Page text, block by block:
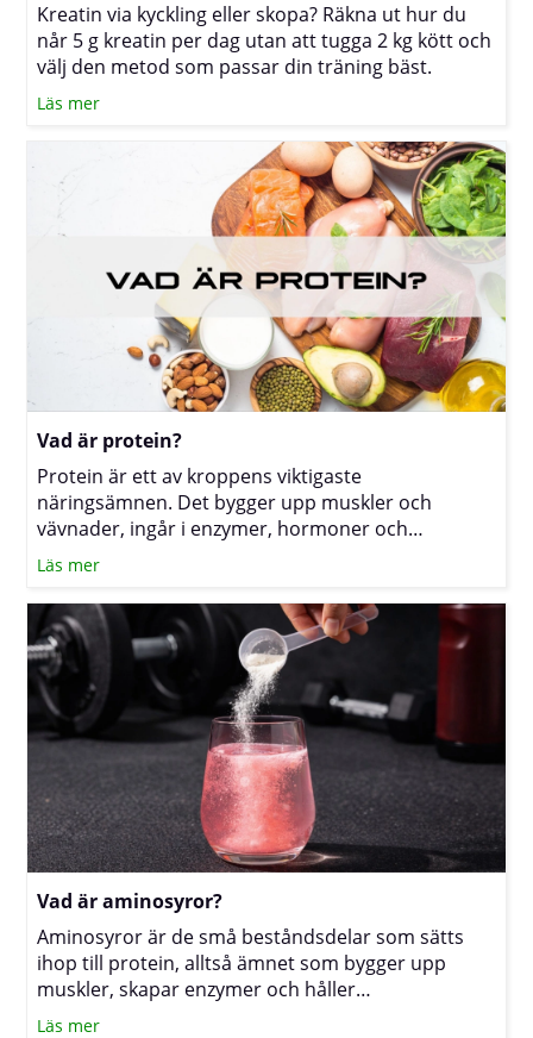
Kreatin via kyckling eller skopa? Räkna ut hur du
når 5 g kreatin per dag utan att tugga 2 kg kött och
välj den metod som passar din träning bäst.
Läs mer
Vad är protein?
Protein är ett av kroppens viktigaste
näringsämnen. Det bygger upp muskler och
vävnader, ingår i enzymer, hormoner och
antikroppar och kan dessutom ge energi. För dig
som tränar mycket, vill bevara muskelmassa under
viktnedgång eller helt enkelt vill må bra kan det
därför vara klokt att se över det dagliga intaget, i
första hand via mat och vid behov med
kosttillskott. (Läs mer om proteinpulver)
Läs mer
Vad är aminosyror?
Aminosyror är de små beståndsdelar som sätts
ihop till protein, alltså ämnet som bygger upp
muskler, skapar enzymer och håller
immunförsvaret i gång. Oavsett om du tränar hårt,
Läs mer